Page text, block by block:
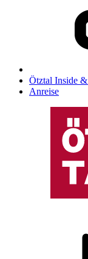
Ötztal Inside &
Anreise